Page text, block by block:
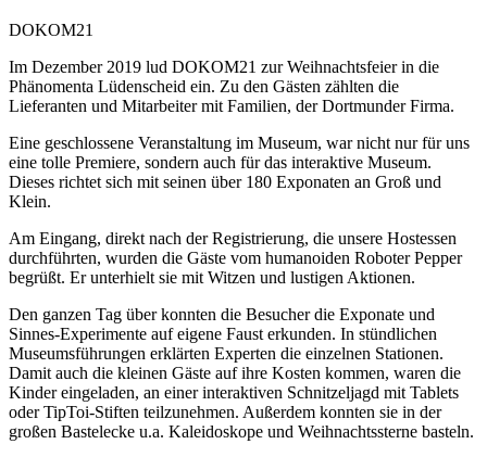
DOKOM21
Im Dezember 2019 lud DOKOM21 zur Weihnachtsfeier in die
Phänomenta Lüdenscheid ein. Zu den Gästen zählten die
Lieferanten und Mitarbeiter mit Familien, der Dortmunder Firma.
Eine geschlossene Veranstaltung im Museum, war nicht nur für uns
eine tolle Premiere, sondern auch für das interaktive Museum.
Dieses richtet sich mit seinen über 180 Exponaten an Groß und
Klein.
Am Eingang, direkt nach der Registrierung, die unsere Hostessen
durchführten, wurden die Gäste vom humanoiden Roboter Pepper
begrüßt. Er unterhielt sie mit Witzen und lustigen Aktionen.
Den ganzen Tag über konnten die Besucher die Exponate und
Sinnes-Experimente auf eigene Faust erkunden. In stündlichen
Museumsführungen erklärten Experten die einzelnen Stationen.
Damit auch die kleinen Gäste auf ihre Kosten kommen, waren die
Kinder eingeladen, an einer interaktiven Schnitzeljagd mit Tablets
oder TipToi-Stiften teilzunehmen. Außerdem konnten sie in der
großen Bastelecke u.a. Kaleidoskope und Weihnachtssterne basteln.